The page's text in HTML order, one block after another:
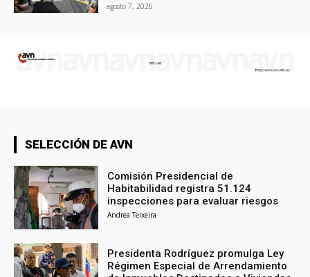
agosto 7, 2026
SELECCIÓN DE AVN
Comisión Presidencial de
Habitabilidad registra 51.124
inspecciones para evaluar riesgos
Andrea Teixeira
Presidenta Rodríguez promulga Ley
Régimen Especial de Arrendamiento